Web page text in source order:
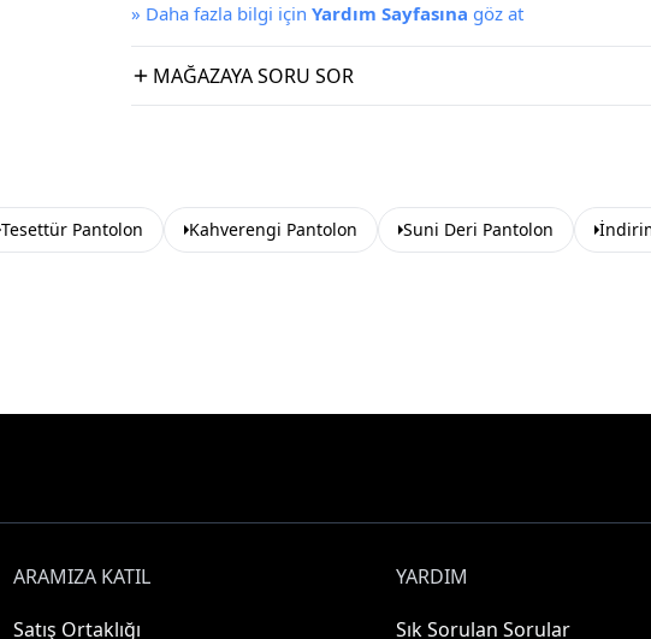
» Daha fazla bilgi için Yardım Sayfasına göz at
MAĞAZAYA SORU SOR
Tesettür Pantolon Kahverengi Pantolon Suni Deri Pantolon
ARAMIZA KATIL
Satış Ortaklığı
YARDIM
Sık Sorulan Sorular